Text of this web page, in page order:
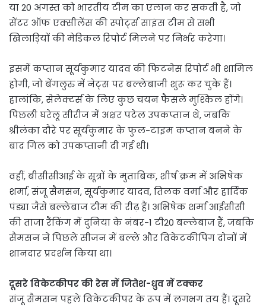
या 20 अगस्त को भारतीय टीम का एलान कर सकती है, जो
सेंटर ऑफ एक्सीलेंस की स्पोर्ट्स साइंस टीम से सभी
खिलाड़ियों की मेडिकल रिपोर्ट मिलने पर निर्भर करेगा।
इसमें कप्तान सूर्यकुमार यादव की फिटनेस रिपोर्ट भी शामिल
होगी, जो बेंगलुरु में नेट्स पर बल्लेबाजी शुरू कर चुके हैं।
हालांकि, सेलेक्टर्स के लिए कुछ चयन फैसले मुश्किल होंगे।
पिछली घरेलू सीरीज में अक्षर पटेल उपकप्तान थे, जबकि
श्रीलंका दौरे पर सूर्यकुमार के फुल-टाइम कप्तान बनने के
बाद गिल को उपकप्तानी दी गई थी।
वहीं, बीसीसीआई के सूत्रों के मुताबिक, शीर्ष क्रम में अभिषेक
शर्मा, संजू सैमसन, सूर्यकुमार यादव, तिलक वर्मा और हार्दिक
पंड्या जैसे बल्लेबाज टीम की रीढ़ हैं। अभिषेक शर्मा आईसीसी
की ताजा रैंकिंग में दुनिया के नंबर-1 टी20 बल्लेबाज हैं, जबकि
सैमसन ने पिछले सीजन में बल्ले और विकेटकीपिंग दोनों में
शानदार प्रदर्शन किया था।
दूसरे विकेटकीपर की रेस में जितेश-ध्रुव में टक्कर
संजू सैमसन पहले विकेटकीपर के रूप में लगभग तय हैं। दूसरे